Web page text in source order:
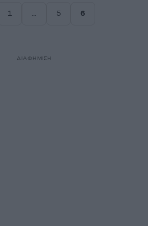
1
…
5
6
ΔΙΑΦΗΜΙΣΗ